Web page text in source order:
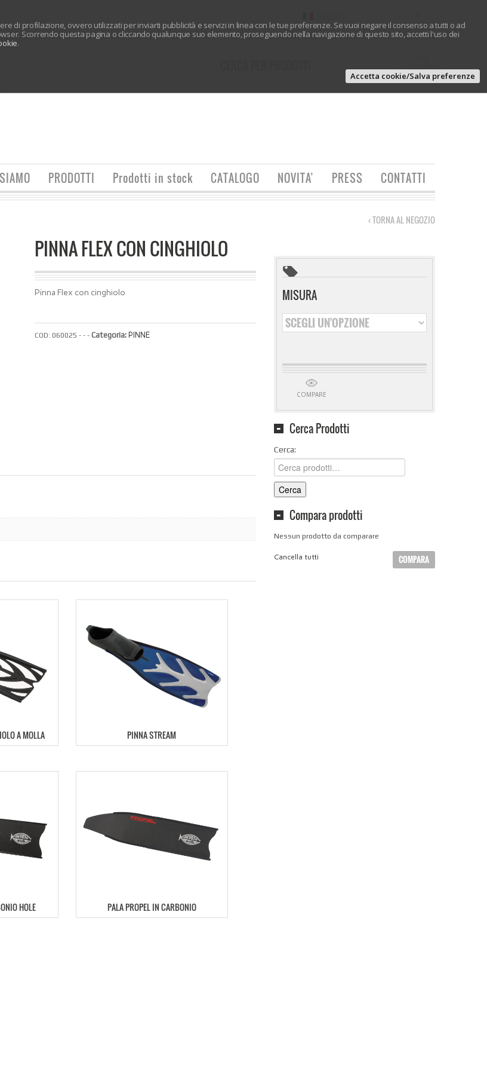
di profilazione, ovvero utilizzati per inviarti pubblicità e servizi in linea con le tue preferenze. Se vuoi negare il consenso a tutti o ad
Scorrendo questa pagina o cliccando qualunque suo elemento, proseguendo nella navigazione di questo sito, accetti l'uso dei
.
Accetta cookie/Salva preferenze
PRODOTTI Prodotti in stock CATALOGO NOVITA’ PRESS CONTATTI
‹ TORNA AL NEGOZIO
PINNA FLEX CON CINGHIOLO
Pinna Flex con cinghiolo
COD: 060025 - - - Categoria: PINNE
A MOLLA PINNA STREAM
HOLE PALA PROPEL IN CARBONIO
MISURA
COMPARE
Cerca Prodotti
Cerca:
Cerca
Compara prodotti
Nessun prodotto da comparare
Cancella tutti COMPARA